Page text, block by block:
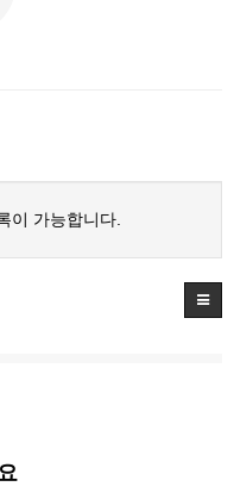
이 가능합니다.